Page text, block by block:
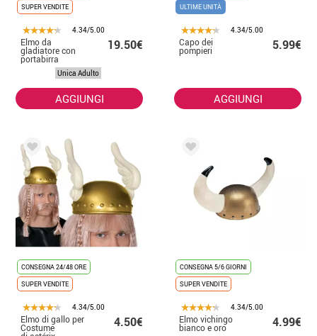
SUPER VENDITE
4.34/5.00
Elmo da
gladiatore con
portabirra
19.50€
Unica Adulto
AGGIUNGI
ULTIME UNITÀ
4.34/5.00
Capo dei
pompieri 5.99€
AGGIUNGI
CONSEGNA 24/48 ORE
SUPER VENDITE
4.34/5.00
Elmo di gallo per
Costume 4.50€
CONSEGNA 5/6 GIORNI
SUPER VENDITE
4.34/5.00
Elmo vichingo
bianco e oro 4.99€